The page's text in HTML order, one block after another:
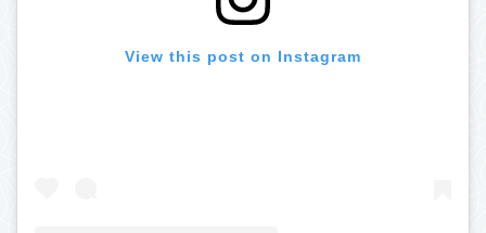
View this post on Instagram